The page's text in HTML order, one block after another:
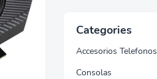
Categories
Accesorios Telefonos
Consolas